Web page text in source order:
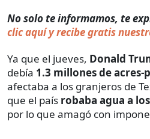
No solo te informamos, te
clic aquí y recibe gratis
Ya que el jueves, Donald
debía 1.3 millones de acres-
afectaba a los granjeros de
que el país robaba agua a
por lo que amagó con